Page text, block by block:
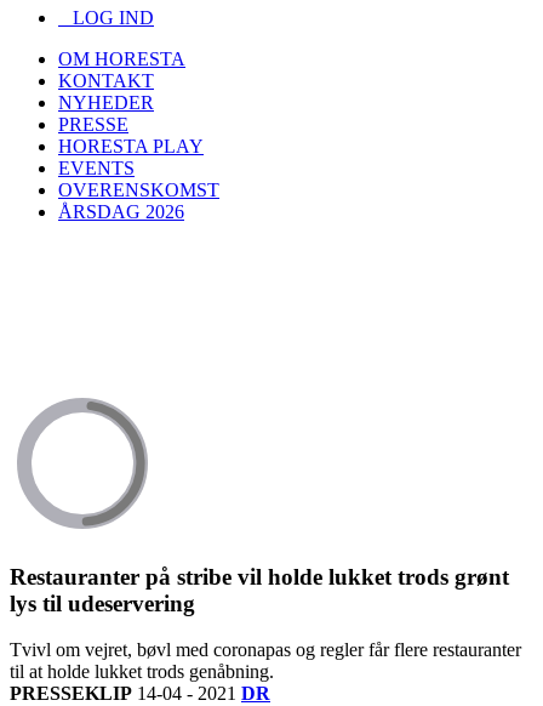
LOG IND
OM HORESTA
KONTAKT
NYHEDER
PRESSE
HORESTA PLAY
EVENTS
OVERENSKOMST
ÅRSDAG 2026
Restauranter på stribe vil holde lukket trods grønt
lys til udeservering
Tvivl om vejret, bøvl med coronapas og regler får flere restauranter
til at holde lukket trods genåbning.
PRESSEKLIP 14-04 - 2021 DR